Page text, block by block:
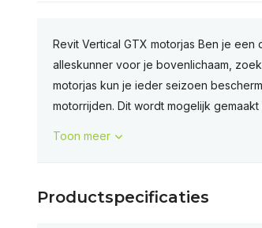
Revit Vertical GTX motorjas Ben je
alleskunner voor je bovenlichaam,
motorjas kun je ieder seizoen
motorrijden. Dit wordt mogelijk
Toon meer
Productspecificaties